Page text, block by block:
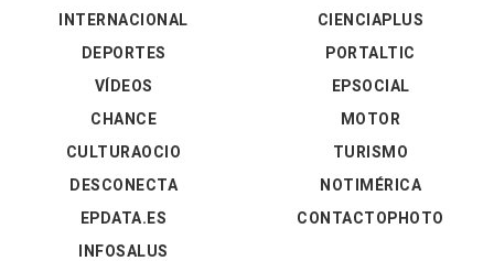
INTERNACIONAL
DEPORTES
VÍDEOS
CIENCIAPLUS
PORTALTIC
EPSOCIAL
CHANCE
CULTURAOCIO
DESCONECTA
EPDATA.ES
INFOSALUS
MOTOR
TURISMO
NOTIMÉRICA
CONTACTOPHOTO